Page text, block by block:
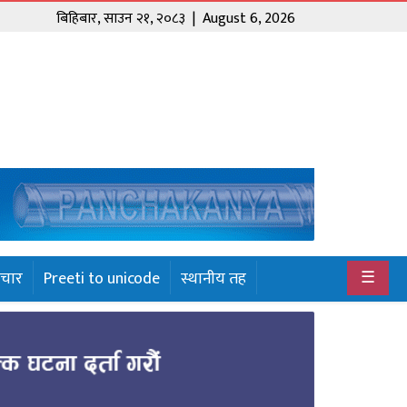
बिहिबार,साउन२१,२०८३ | August 6, 2026
☰
Preeti to unicode स्थानीय तह